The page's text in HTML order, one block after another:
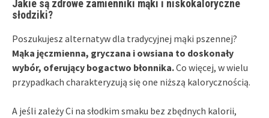
Jakie są zdrowe zamienniki mąki i niskokaloryczne
słodziki?
Poszukujesz alternatyw dla tradycyjnej mąki pszennej?
Mąka jęczmienna, gryczana i owsiana to doskonały
wybór, oferujący bogactwo błonnika.Co więcej, w wielu
przypadkach charakteryzują się one niższą kalorycznością.
A jeśli zależy Ci na słodkim smaku bez zbędnych kalorii,